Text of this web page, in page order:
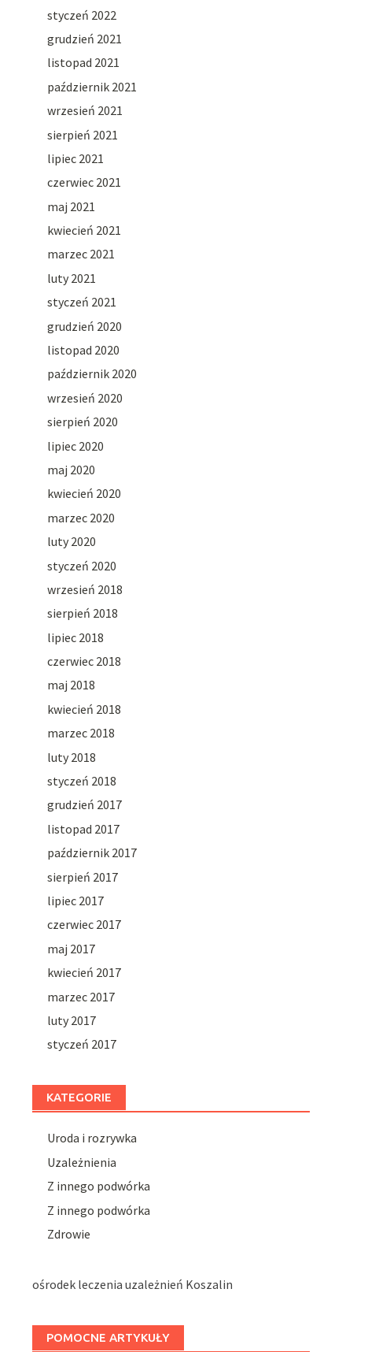
styczeń 2022
grudzień 2021
listopad 2021
październik 2021
wrzesień 2021
sierpień 2021
lipiec 2021
czerwiec 2021
maj 2021
kwiecień 2021
marzec 2021
luty 2021
styczeń 2021
grudzień 2020
listopad 2020
październik 2020
wrzesień 2020
sierpień 2020
lipiec 2020
maj 2020
kwiecień 2020
marzec 2020
luty 2020
styczeń 2020
wrzesień 2018
sierpień 2018
lipiec 2018
czerwiec 2018
maj 2018
kwiecień 2018
marzec 2018
luty 2018
styczeń 2018
grudzień 2017
listopad 2017
październik 2017
sierpień 2017
lipiec 2017
czerwiec 2017
maj 2017
kwiecień 2017
marzec 2017
luty 2017
styczeń 2017
KATEGORIE
Uroda i rozrywka
Uzależnienia
Z innego podwórka
Z innego podwórka
Zdrowie
ośrodek leczenia uzależnień Koszalin
POMOCNE ARTYKUŁY